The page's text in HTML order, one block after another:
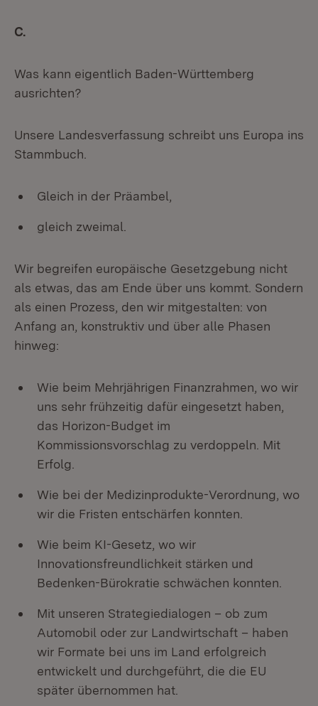
C.
Was kann eigentlich Baden-Württemberg
ausrichten?
Unsere Landesverfassung schreibt uns Europa ins
Stammbuch.
Gleich in der Präambel,
gleich zweimal.
Wir begreifen europäische Gesetzgebung nicht
als etwas, das am Ende über uns kommt. Sondern
als einen Prozess, den wir mitgestalten: von
Anfang an, konstruktiv und über alle Phasen
hinweg:
Wie beim Mehrjährigen Finanzrahmen, wo wir
uns sehr frühzeitig dafür eingesetzt haben,
das Horizon-Budget im
Kommissionsvorschlag zu verdoppeln. Mit
Erfolg.
Wie bei der Medizinprodukte-Verordnung, wo
wir die Fristen entschärfen konnten.
Wie beim KI-Gesetz, wo wir
Innovationsfreundlichkeit stärken und
Bedenken-Bürokratie schwächen konnten.
Mit unseren Strategiedialogen – ob zum
Automobil oder zur Landwirtschaft – haben
wir Formate bei uns im Land erfolgreich
entwickelt und durchgeführt, die die EU
später übernommen hat.